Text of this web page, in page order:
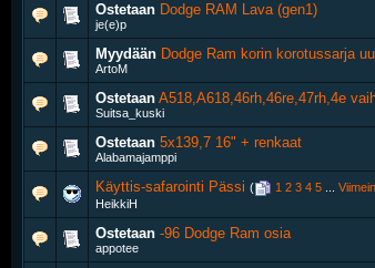
Ostetaan Dodge RAM Lava (gen1)
je(e)p
Myydään Dodge Ram korin korotussarja
ArtoM
Ostetaan A518,A618,46rh,46re,47rh,4e
Suitsa_kuski
Ostetaan 5x139,7 16" + renkaat
Alabamajamppi
Käyttis-safarointi Pässi ( 1 2 3 4 5
HeikkiH
Ostetaan -96 Dodge Ram osia
appotee